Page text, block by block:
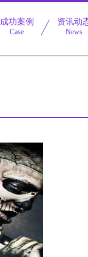
成功案例
Case
资讯动
News